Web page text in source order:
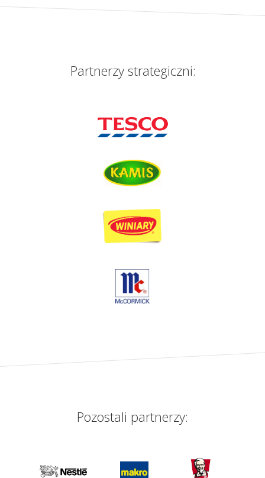
Pozostali partnerzy:
Partnerzy strategiczni: